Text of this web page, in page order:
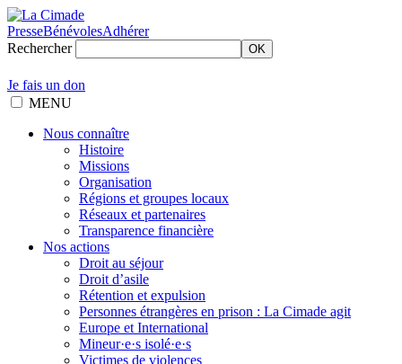
PresseBénévolesAdhérer
Rechercher
OK
Je fais un don
MENU
Nous connaître
Histoire
Missions
Organisation
Régions et groupes locaux
Réseaux et partenaires
Transparence financière
Nos actions
Droit au séjour
Droit d’asile
Rétention et expulsion
Personnes étrangères en prison : La Cimade agit
Europe et International
Mineur·e·s isolé·e·s
Victimes de violences